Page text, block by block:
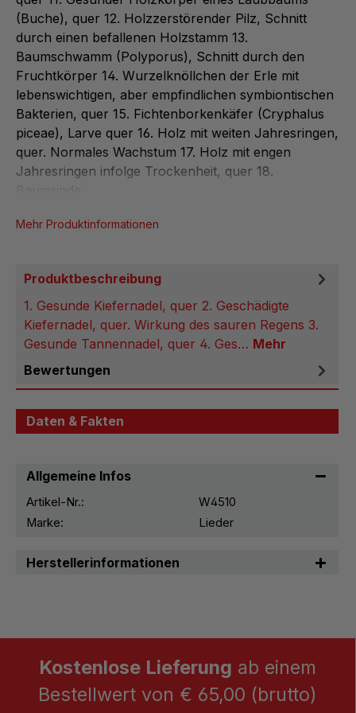
(Buche), quer 12. Holzzerstörender Pilz, Schnitt
durch einen befallenen Holzstamm 13.
Baumschwamm (Polyporus), Schnitt durch den
Fruchtkörper 14. Wurzelknöllchen der Erle mit
lebenswichtigen, aber empfindlichen symbiontischen
Bakterien, quer 15. Fichtenborkenkäfer (Cryphalus
piceae), Larve quer 16. Holz mit weiten Jahresringen,
quer. Normales Wachstum 17. Holz mit engen
Jahresringen infolge Trockenheit, quer 18.
Mehr Produktinformationen
Produktbeschreibung
1. Gesunde Kiefernadel, quer 2. Geschädigte
Kiefernadel, quer. Wirkung des sauren Regens 3.
Gesunde Tannennadel, quer 4. Ges… Mehr
Bewertungen
Daten & Fakten
Allgemeine Infos
Artikel-Nr.:
W4510
Marke:
Lieder
Herstellerinformationen
Kostenlose Lieferung ab einem
Bestellwert von € 65,00 (brutto)